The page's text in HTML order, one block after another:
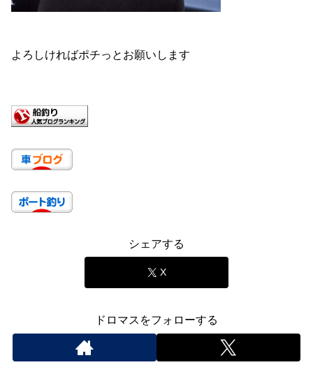
よろしければポチっとお願いします
シェアする
X
ドロマスをフォローする